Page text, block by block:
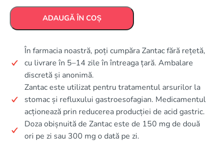
ADAUGĂ ÎN COȘ
În farmacia noastră, poți cumpăra Zantac fără rețetă,
cu livrare în 5–14 zile în întreaga țară. Ambalare
discretă și anonimă.
Zantac este utilizat pentru tratamentul arsurilor la
stomac și refluxului gastroesofagian. Medicamentul
acționează prin reducerea producției de acid gastric.
Doza obișnuită de Zantac este de 150 mg de două
ori pe zi sau 300 mg o dată pe zi.